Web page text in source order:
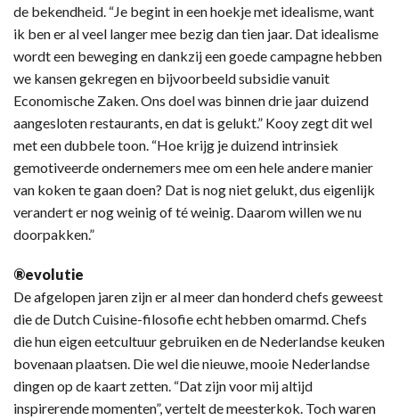
de bekendheid. “Je begint in een hoekje met idealisme, want
ik ben er al veel langer mee bezig dan tien jaar. Dat idealisme
wordt een beweging en dankzij een goede campagne hebben
we kansen gekregen en bijvoorbeeld subsidie vanuit
Economische Zaken. Ons doel was binnen drie jaar duizend
aangesloten restaurants, en dat is gelukt.” Kooy zegt dit wel
met een dubbele toon. “Hoe krijg je duizend intrinsiek
gemotiveerde ondernemers mee om een hele andere manier
van koken te gaan doen? Dat is nog niet gelukt, dus eigenlijk
verandert er nog weinig of té weinig. Daarom willen we nu
doorpakken.”
®evolutie
De afgelopen jaren zijn er al meer dan honderd chefs geweest
die de Dutch Cuisine-filosofie echt hebben omarmd. Chefs
die hun eigen eetcultuur gebruiken en de Nederlandse keuken
bovenaan plaatsen. Die wel die nieuwe, mooie Nederlandse
dingen op de kaart zetten. “Dat zijn voor mij altijd
inspirerende momenten”, vertelt de meesterkok. Toch waren